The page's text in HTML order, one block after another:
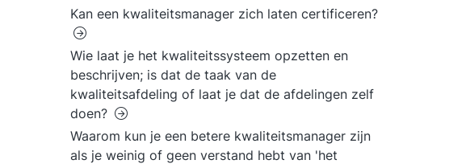
Kan een kwaliteitsmanager zich laten certificeren?
Wie laat je het kwaliteitssysteem opzetten en
beschrijven; is dat de taak van de
kwaliteitsafdeling of laat je dat de afdelingen zelf
doen?
Waarom kun je een betere kwaliteitsmanager zijn
als je weinig of geen verstand hebt van 'het